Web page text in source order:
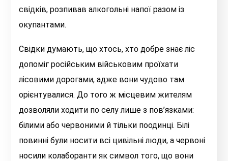
свідків, розпивав алкогольні напої разом із
окупантами.
Свідки думають, що хтось, хто добре знає ліс
допоміг російським військовим проїхати
лісовими дорогами, адже вони чудово там
орієнтувалися. До того ж місцевим жителям
дозволяли ходити по селу лише з пов’язками:
білими або червоними й тільки поодинці. Білі
повинні були носити всі цивільні люди, а червоні
носили колаборанти як символ того, що вони